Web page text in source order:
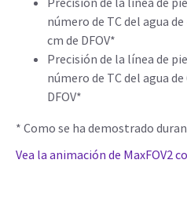
número de TC del agua
cm de DFOV*
Precisión de la línea de
número de TC del agua de
DFOV*
* Como se ha demostrado
Vea la animación de MaxFOV2